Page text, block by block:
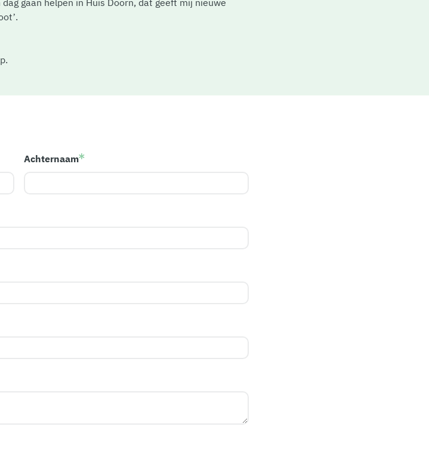
gaan helpen in Huis Doorn, dat geeft mij nieuwe
Achternaam